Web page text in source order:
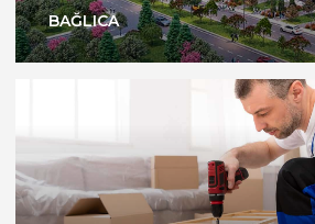
BAĞLICA